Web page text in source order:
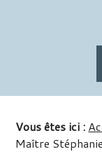
Vous êtes ici :
Maître